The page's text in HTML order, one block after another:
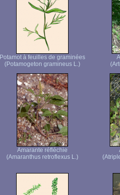
Potamot à feuilles de graminées
(Potamogeton gramineus L.)
Amarante réfléchie
(Amaranthus retroflexus L.)